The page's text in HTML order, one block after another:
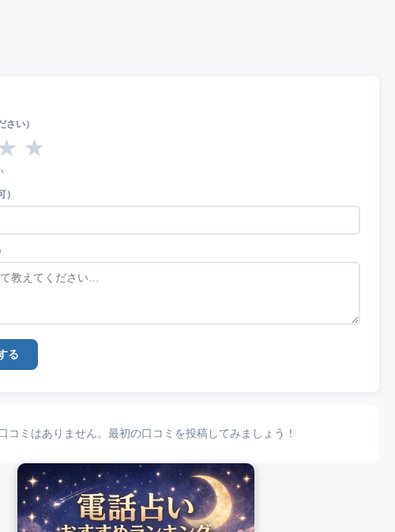
い）
★
る
コミはありません。最初の口コミを投稿してみましょう！